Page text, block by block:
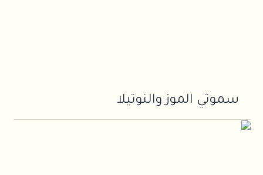
سموثي الموز والنوتيلا